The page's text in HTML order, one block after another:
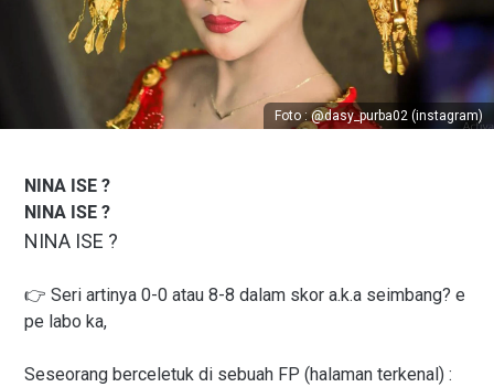
Foto : @dasy_purba02 (instagram)
NINA ISE ?
NINA ISE ?
NINA ISE ?
👉 Seri artinya 0-0 atau 8-8 dalam skor a.k.a seimbang? e
pe labo ka,
Seseorang berceletuk di sebuah FP (halaman terkenal) :